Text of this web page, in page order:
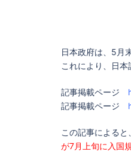
日本政府は、5月
これにより、日
記事掲載ページ
記事掲載ページ
この記事による
が7月上旬に入国